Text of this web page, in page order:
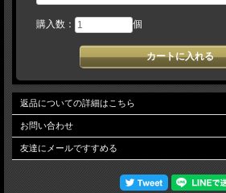
購入数： 個
返品についての詳細はこちら
お問い合わせ
友達にメールですすめる